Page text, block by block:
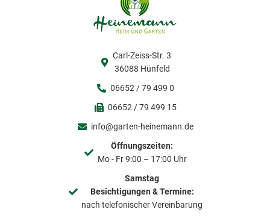
Carl-Zeiss-Str. 3
36088 Hünfeld
06652 / 79 499 0
06652 / 79 499 15
info@garten-heinemann.de
Öffnungszeiten:
Mo - Fr 9:00 – 17:00 Uhr
Samstag
Besichtigungen & Termine:
nach telefonischer Vereinbarung